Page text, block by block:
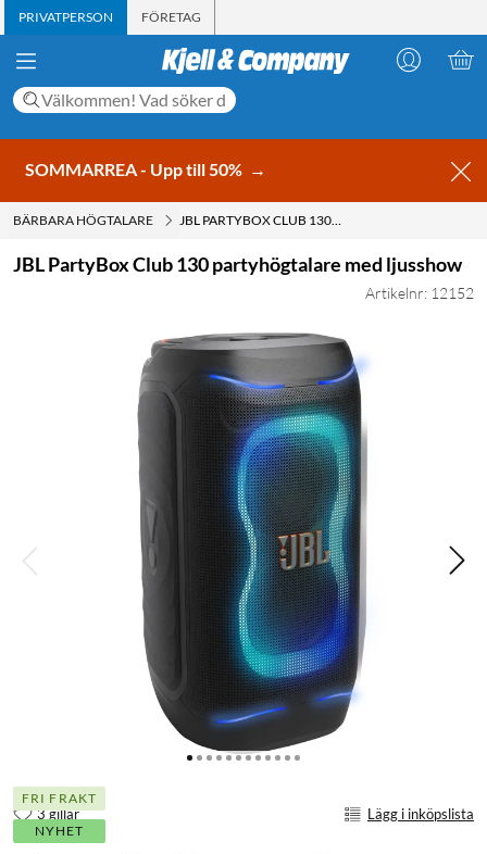
PRIVATPERSON FÖRETAG
SOMMARREA - Upp till 50% →
BÄRBARA HÖGTALARE JBL PARTYBOX CLUB 130 PARTYHÖGTALARE MED LJUSSHOW
JBL PartyBox Club 130 partyhögtalare med ljusshow
Artikelnr: 12152
FRI FRAKT
NYHET
3 gillar Lägg i inköpslista